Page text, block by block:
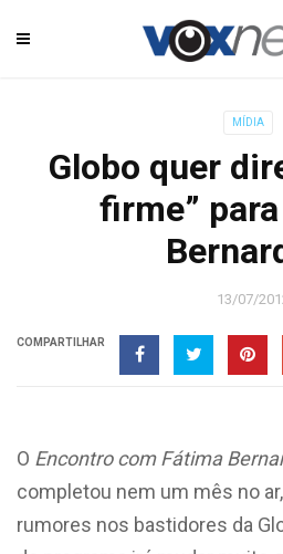
MÍDIA
Globo quer
firme”
13/07/
COMPARTILHAR
O Encontro com Fátima
completou nem um mês no
rumores nos bastidores da